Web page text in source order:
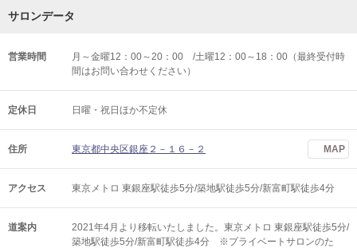
サロンデータ
営業時間
月～金曜12：00～20：00 /土曜12：00～18：00（最終受付時
間はお問い合わせください）
定休日 日曜・祝日ほか不定休
住所 東京都中央区銀座２－１６－２ MAP
アクセス 東京メトロ 東銀座駅徒歩5分/築地駅徒歩5分/新富町駅徒歩4分
道案内
2021年4月より移転いたしました。東京メトロ 東銀座駅徒歩5分/
築地駅徒歩5分/新富町駅徒歩4分 ※プライベートサロンのた